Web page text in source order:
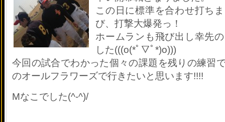
この日に標準を合わせ打ち
び、打撃大爆発っ！
ホームランも飛び出し幸先
した(((o(*ﾟ▽ﾟ*)o)))
今回の試合でわかった個々の課題を残りの練習
のオールフラワーズで行きたいと思います!!!!
Mなこでした(^-^)/